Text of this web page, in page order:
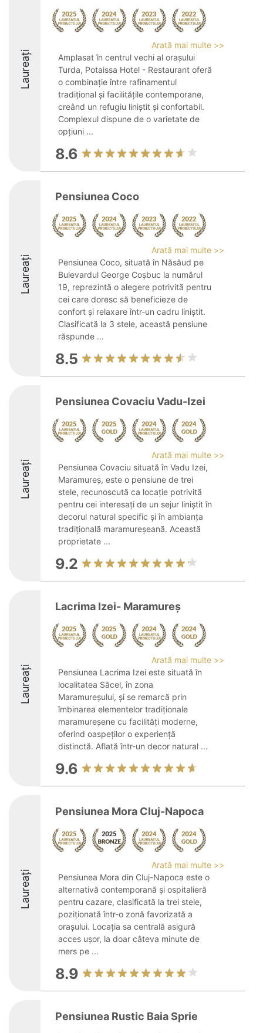
Laureați
Arată mai multe >>
Amplasat în centrul vechi al orașului
Turda, Potaissa Hotel - Restaurant oferă
o combinație între rafinamentul
tradițional și facilitățile contemporane,
creând un refugiu liniștit și confortabil.
Complexul dispune de o varietate de
opțiuni ...
8.6
Laureați
Pensiunea Coco
Arată mai multe >>
Pensiunea Coco, situată în Năsăud pe
Bulevardul George Coșbuc la numărul
19, reprezintă o alegere potrivită pentru
cei care doresc să beneficieze de
confort și relaxare într-un cadru liniștit.
Clasificată la 3 stele, această pensiune
răspunde ...
8.5
Laureați
Pensiunea Covaciu Vadu-Izei
Arată mai multe >>
Pensiunea Covaciu situată în Vadu Izei,
Maramureș, este o pensiune de trei
stele, recunoscută ca locație potrivită
pentru cei interesați de un sejur liniștit în
decorul natural specific și în ambianța
tradițională maramureșeană. Această
proprietate ...
9.2
Laureați
Lacrima Izei- Maramureș
Arată mai multe >>
Pensiunea Lacrima Izei este situată în
localitatea Săcel, în zona
Maramureșului, și se remarcă prin
îmbinarea elementelor tradiționale
maramureșene cu facilități moderne,
oferind oaspeților o experiență
distinctă. Aflată într-un decor natural ...
9.6
Laureați
Pensiunea Mora Cluj-Napoca
Arată mai multe >>
Pensiunea Mora din Cluj-Napoca este o
alternativă contemporană și ospitalieră
pentru cazare, clasificată la trei stele,
poziționată într-o zonă favorizată a
orașului. Locația sa centrală asigură
acces ușor, la doar câteva minute de
mers pe ...
8.9
Pensiunea Rustic Baia Sprie